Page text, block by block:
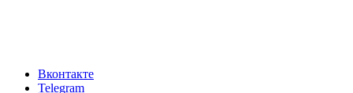
Вконтакте
Telegram